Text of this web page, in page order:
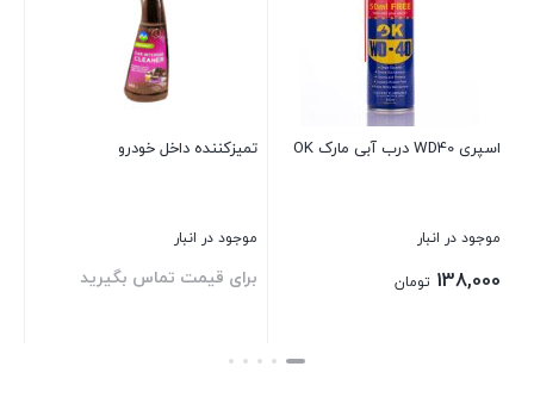
اسپری WD40 درب آبی مارک OK
موجود در انبار
138,000 تومان
تمیزکننده داخل خودرو
موجود در انبار
برای قیمت تماس بگیرید
بستن